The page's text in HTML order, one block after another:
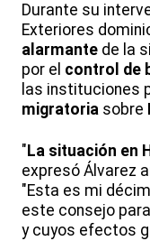
Durante su
Exteriores
alarmante de la
por el control de
las instituciones
migratoria sobre
" La situación en
expresó Álvarez
"Esta es mi
este consejo
y cuyos efectos